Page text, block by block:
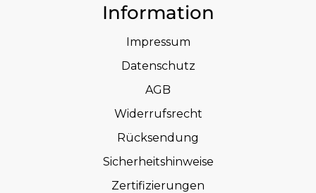
Information
Impressum
Datenschutz
AGB
Widerrufsrecht
Rücksendung
Sicherheitshinweise
Zertifizierungen